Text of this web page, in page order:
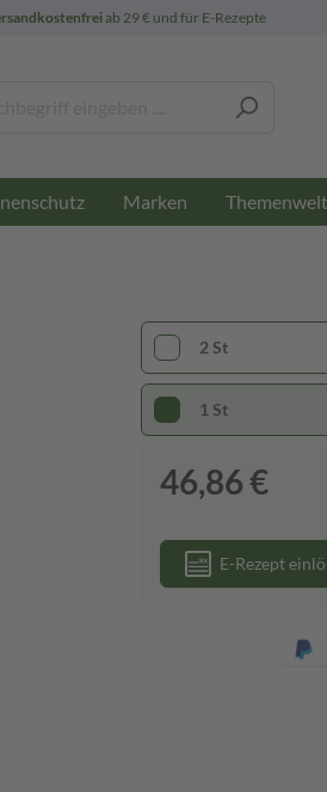
ab 29 € und für E-Rezepte
Marken
2 St
1 St
46,86 €
E-Rezept